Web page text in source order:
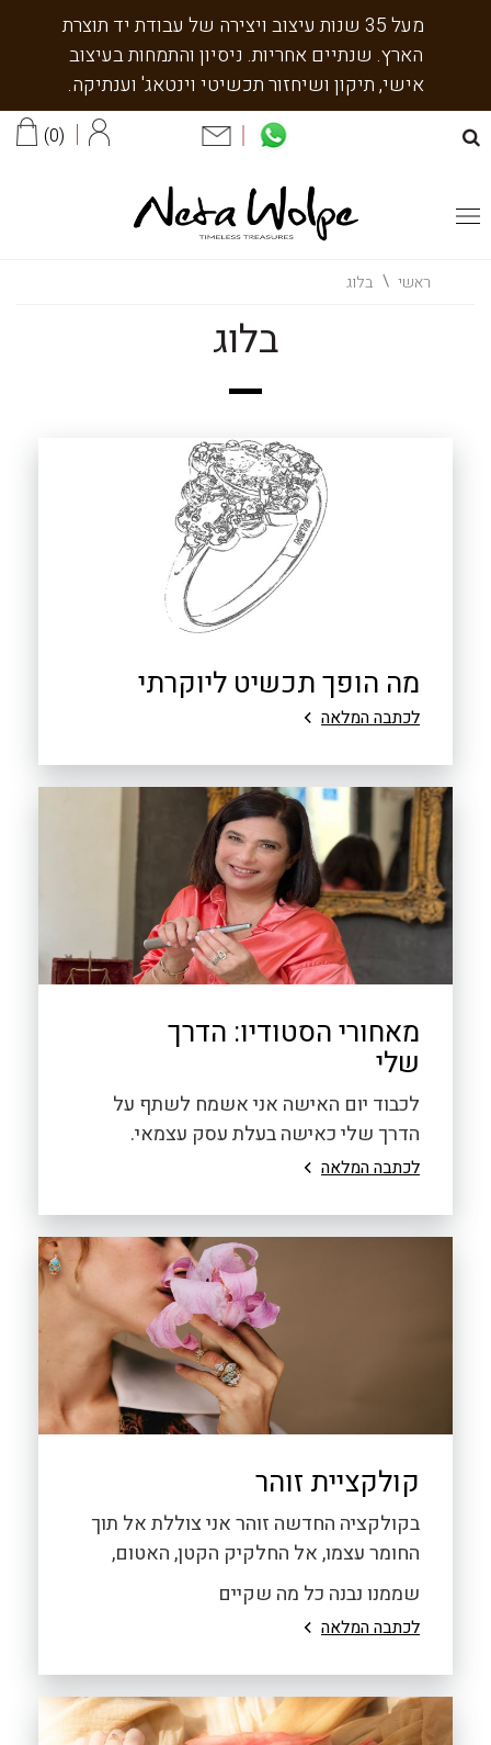
מעל 35 שנות עיצוב ויצירה של עבודת יד תוצרת
הארץ. שנתיים אחריות. ניסיון והתמחות בעיצוב
אישי, תיקון ושיחזור תכשיטי וינטאג' וענתיקה.
0
ראשי בלוג
בלוג
מה הופך תכשיט ליוקרתי
לכתבה המלאה
מאחורי הסטודיו: הדרך
שלי
לכבוד יום האישה אני אשמח לשתף על
הדרך שלי כאישה בעלת עסק עצמאי.
לכתבה המלאה
קולקציית זוהר
בקולקציה החדשה זוהר אני צוללת אל תוך
החומר עצמו, אל החלקיק הקטן, האטום,
שממנו נבנה כל מה שקיים
לכתבה המלאה